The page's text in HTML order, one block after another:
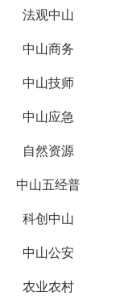
法观中山
中山商务
中山技师
中山应急
自然资源
中山五经普
科创中山
中山公安
农业农村